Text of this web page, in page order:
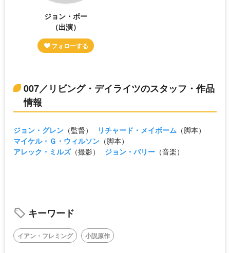
ジョン・ボー
（出演）
007／リビング・デイライツのスタッフ・作品
情報
ジョン・グレン （監督） リチャード・メイボーム （脚本）
マイケル・Ｇ・ウィルソン （脚本）
アレック・ミルズ（撮影） ジョン・バリー （音楽）
キーワード
イアン・フレミング 小説原作